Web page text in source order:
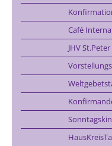
Café
JHV St.Peter